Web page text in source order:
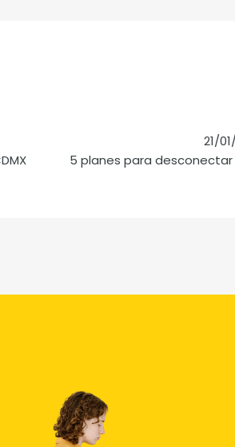
21/
5 planes para